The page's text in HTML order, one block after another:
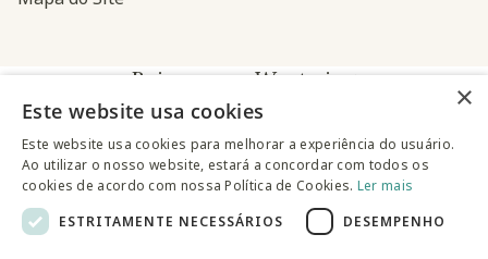
Baixe o app Westwing
×
Este website usa cookies
Este website usa cookies para melhorar a experiência do usuário.
Ao utilizar o nosso website, estará a concordar com todos os
cookies de acordo com nossa Política de Cookies. Ler mais
ESTRITAMENTE NECESSÁRIOS
DESEMPENHO